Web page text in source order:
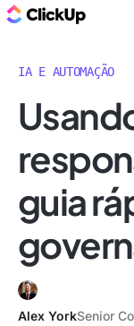
IA E AUTOMAÇÃO
guia
Alex YorkSenior